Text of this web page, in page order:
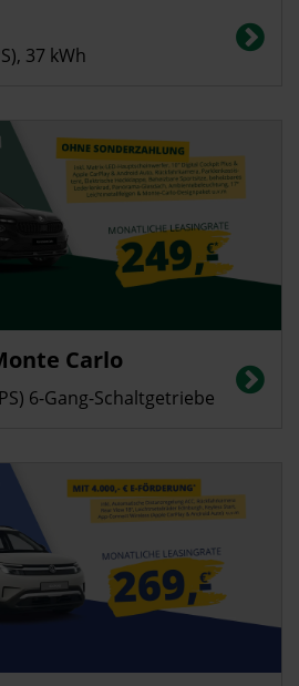
(kombiniert): 13,8 | CO2-Emissionen
A | Elektrische Reichweite (kombiniert):
37 kWh
5,4; CO2-Emissionen
D
Carlo
6-Gang-Schaltgetriebe